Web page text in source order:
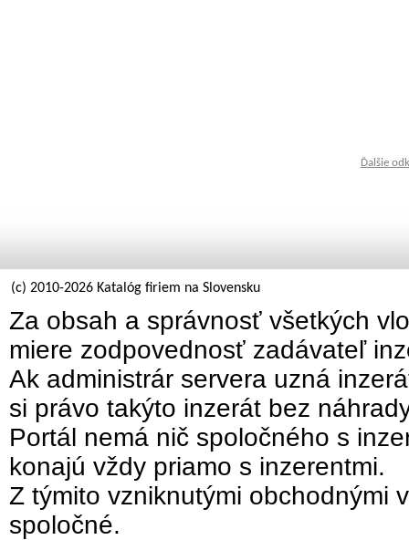
Ďalšie
(c) 2010-2026 Katalóg firiem na Slovensku
Za obsah a správnosť všetkých
miere zodpovednosť zadávateľ
Ak administrár servera uzná
si právo takýto inzerát bez
Portál nemá nič spoločného s
konajú vždy priamo s inzerentmi.
Z týmito vzniknutými obchodnými
spoločné.